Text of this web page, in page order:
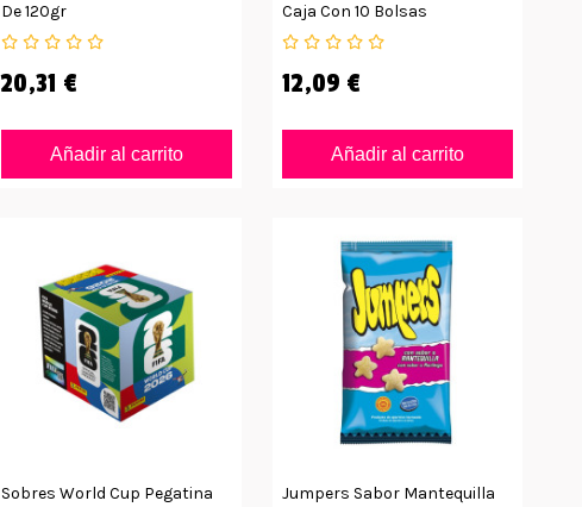
De 120gr
20,31 €
Añadir al carrito
Caja Con 10 Bolsas
12,09 €
Añadir al carrito
Sobres World Cup Pegatina
Jumpers Sabor Mantequilla